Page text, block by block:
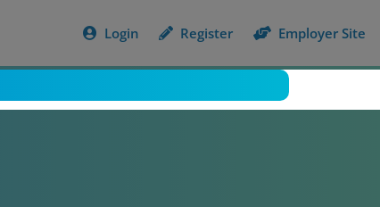
Login Register Employer Site